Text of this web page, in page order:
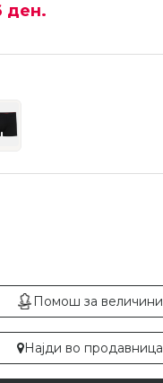
ден.
Помош за величини
Најди во продавница